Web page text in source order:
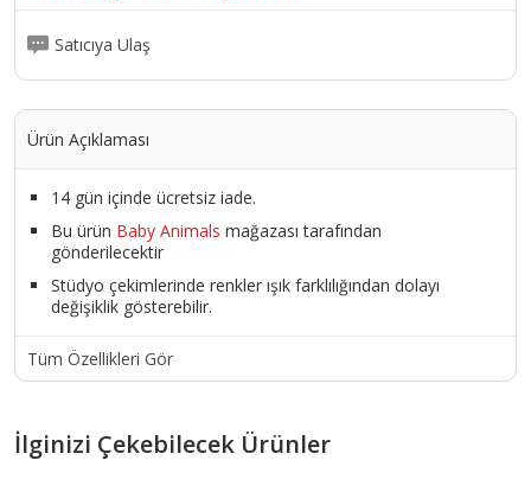
Satıcıya Ulaş
Ürün Açıklaması
14 gün içinde ücretsiz iade.
Bu ürün Baby Animals mağazası tarafından
gönderilecektir
Stüdyo çekimlerinde renkler ışık farklılığından dolayı
değişiklik gösterebilir.
Tüm Özellikleri Gör
İlginizi Çekebilecek Ürünler